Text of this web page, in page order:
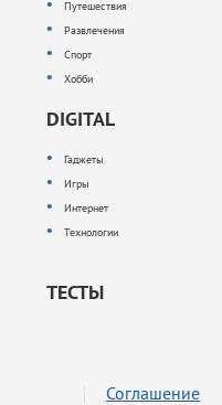
Путешествия
Развлечения
Спорт
Хобби
DIGITAL
Гаджеты
Игры
Интернет
Технологии
ТЕСТЫ
Соглашение